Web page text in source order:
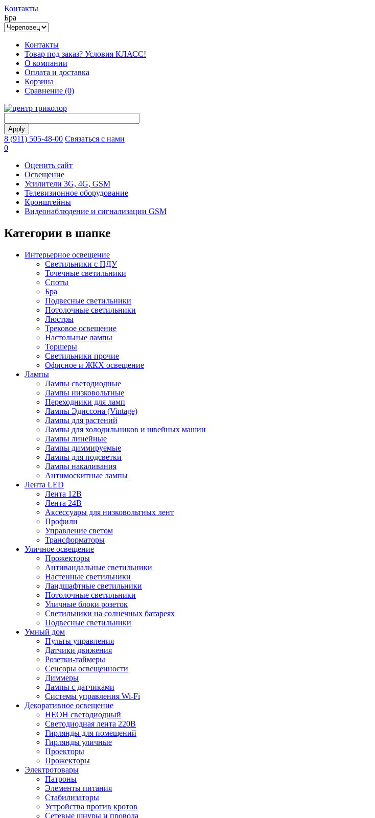
Контакты
Бра
Контакты
Товар под заказ? Условия КЛАСС!
О компании
Оплата и доставка
Корзина
Сравнение (0)
8 (911) 505-48-00 Связаться с нами
0
Оценить сайт
Освещение
Усилители 3G, 4G, GSM
Телевизионное оборудование
Кронштейны
Видеонаблюдение и сигнализации GSM
Категории в шапке
Интерьерное освещение
Светильники с ПДУ
Точечные светильники
Споты
Бра
Подвесные светильники
Потолочные светильники
Люстры
Трековое освещение
Настольные лампы
Торшеры
Светильники прочие
Офисное и ЖКХ освещение
Лампы
Лампы светодиодные
Лампы низковольтные
Переходники для ламп
Лампы Эдиссона (Vintage)
Лампы для растений
Лампы для холодильников и швейных машин
Лампы линейные
Лампы диммируемые
Лампы для подсветки
Лампы накаливания
Антимоскитные лампы
Лента LED
Лента 12В
Лента 24В
Аксессуары для низковольтных лент
Профили
Управление светом
Трансформаторы
Уличное освещение
Прожекторы
Антивандальные светильники
Настенные светильники
Ландшафтные светильники
Потолочные светильники
Уличные блоки розеток
Светильники на солнечных батареях
Подвесные светильники
Умный дом
Пульты управления
Датчики движения
Розетки-таймеры
Сенсоры освещенности
Диммеры
Лампы с датчиками
Системы управления Wi-Fi
Декоративное освещение
НЕОН светодиодный
Светодиодная лента 220В
Гирлянды для помещений
Гирлянды уличные
Проекторы
Прожекторы
Электротовары
Патроны
Элементы питания
Стабилизаторы
Устройства против кротов
Сетевые шнуры и провода